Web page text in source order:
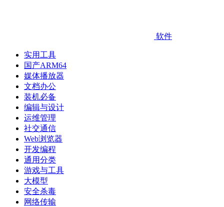
软件
实用工具
国产ARM64
媒体播放器
文档办公
装机必备
编辑与设计
运维管理
社交通信
Web浏览器
开发编程
通用分类
游戏与工具
大模型
安全杀毒
网络传输